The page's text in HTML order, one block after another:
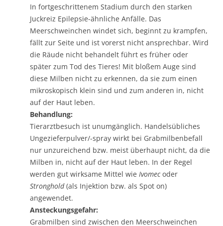
In fortgeschrittenem Stadium durch den starken
Juckreiz Epilepsie-ähnliche Anfälle. Das
Meerschweinchen windet sich, beginnt zu krampfen,
fällt zur Seite und ist vorerst nicht ansprechbar. Wird
die Räude nicht behandelt führt es früher oder
später zum Tod des Tieres! Mit bloßem Auge sind
diese Milben nicht zu erkennen, da sie zum einen
mikroskopisch klein sind und zum anderen in, nicht
auf der Haut leben.
Behandlung:
Tierarztbesuch ist unumgänglich. Handelsübliches
Ungezieferpulver/-spray wirkt bei Grabmilbenbefall
nur unzureichend bzw. meist überhaupt nicht, da die
Milben in, nicht auf der Haut leben. In der Regel
werden gut wirksame Mittel wie Ivomecoder
Stronghold(als Injektion bzw. als Spot on)
angewendet.
Ansteckungsgefahr:
Grabmilben sind zwischen den Meerschweinchen